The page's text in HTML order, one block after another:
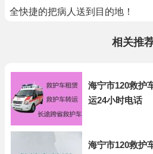
全快捷的把病人送到目的地！
相关推
海宁市120救护
运24小时电话
海宁市120救护